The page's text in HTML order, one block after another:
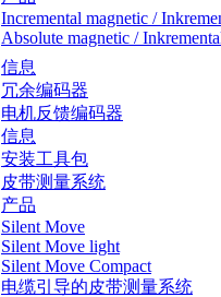
Incremental magnetic /
Absolute magnetic /
信息
冗余编码器
电机反馈编码器
信息
安装工具包
皮带测量系统
产品
Silent Move
Silent Move light
Silent Move Compact
电缆引导的皮带测量系统